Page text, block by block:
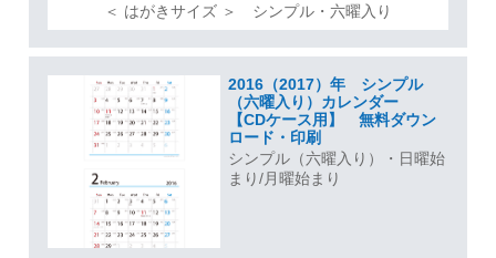
＜ はがきサイズ ＞ シンプル・六曜入り
2016（2017）年 シンプル
（六曜入り）カレンダー
【CDケース用】 無料ダウン
ロード・印刷
シンプル（六曜入り）・日曜始
まり/月曜始まり